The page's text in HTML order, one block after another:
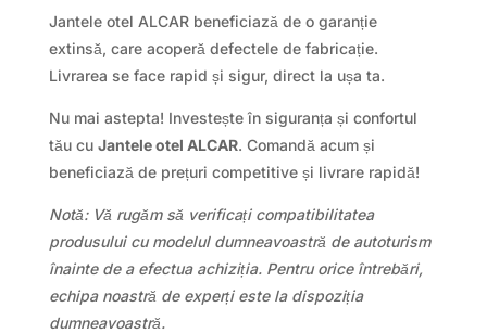
Jantele otel ALCAR beneficiază de o garanție
extinsă, care acoperă defectele de fabricație.
Livrarea se face rapid și sigur, direct la ușa ta.
Nu mai astepta! Investește în siguranța și confortul
tău cu Jantele otel ALCAR. Comandă acum și
beneficiază de prețuri competitive și livrare rapidă!
Notă: Vă rugăm să verificați compatibilitatea
produsului cu modelul dumneavoastră de autoturism
înainte de a efectua achiziția. Pentru orice întrebări,
echipa noastră de experți este la dispoziția
dumneavoastră.